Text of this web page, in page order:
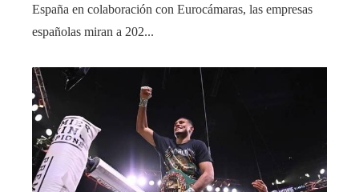
España en colaboración con Eurocámaras, las empresas
españolas miran a 202...